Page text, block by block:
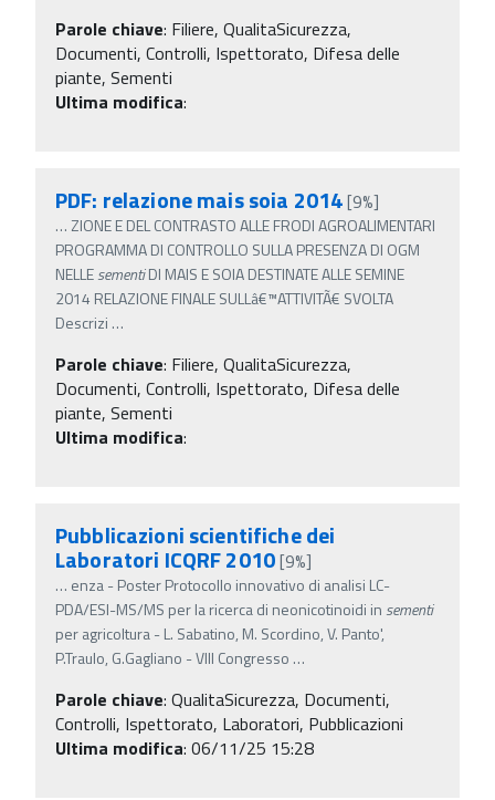
Parole chiave: Filiere, QualitaSicurezza,
Documenti, Controlli, Ispettorato, Difesa delle
piante, Sementi
Ultima modifica:
PDF: relazione mais soia 2014[9%]
… ZIONE E DEL CONTRASTO ALLE FRODI AGROALIMENTARI
PROGRAMMA DI CONTROLLO SULLA PRESENZA DI OGM
NELLEsementiDI MAIS E SOIA DESTINATE ALLE SEMINE
2014 RELAZIONE FINALE SULLâ€™ATTIVITÃ€ SVOLTA
Descrizi …
Parole chiave: Filiere, QualitaSicurezza,
Documenti, Controlli, Ispettorato, Difesa delle
piante, Sementi
Ultima modifica:
Pubblicazioni scientifiche dei
Laboratori ICQRF 2010[9%]
… enza - Poster Protocollo innovativo di analisi LC-
PDA/ESI-MS/MS per la ricerca di neonicotinoidi in sementi
per agricoltura - L. Sabatino, M. Scordino, V. Panto',
P.Traulo, G.Gagliano - VIII Congresso …
Parole chiave: QualitaSicurezza, Documenti,
Controlli, Ispettorato, Laboratori, Pubblicazioni
Ultima modifica: 06/11/25 15:28